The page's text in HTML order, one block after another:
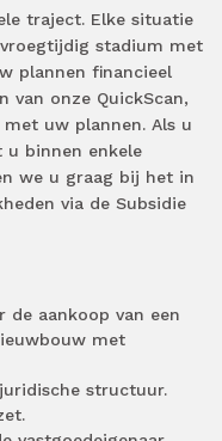
traject. Elke situatie
stadium met
plannen financieel
van onze QuickScan,
uw plannen. Als u
u binnen enkele
we u graag bij het in
via de Subsidie
de aankoop van een
met
structuur.